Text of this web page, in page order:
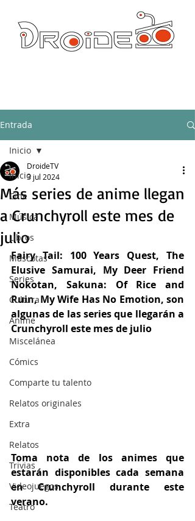
Entrada
Inicio
Cine
Música
Libros
Mascotas
Series
Cultura
Anime
Miscelánea
Cómics
Comparte tu talento
Relatos originales
Extra
Relatos
Trivias
Videojuegos
Teatro
Inicio
Más series de anime llegan
a Crunchyroll este mes de
julio
DroideTV
3 jul 2024
Fairy Tail: 100 Years Quest, The
Elusive Samurai, My Deer Friend
Nokotan, Sakuna: Of Rice and
Ruin, My Wife Has No Emotion, son
algunas de las series que llegarán a
Crunchyroll este mes de julio
Toma nota de los animes que
estarán disponibles cada semana
en Crunchyroll durante este
verano.